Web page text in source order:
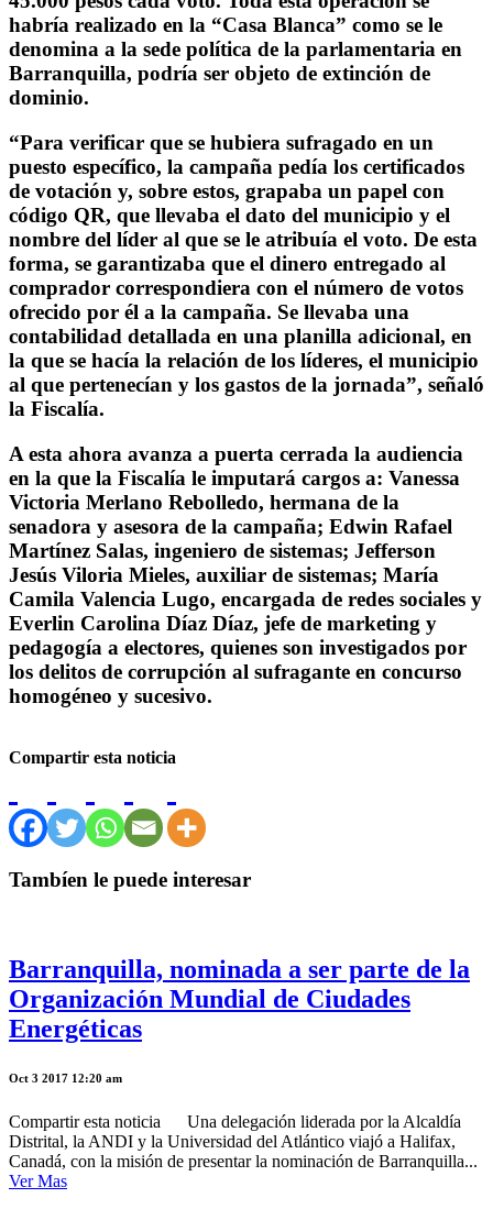
habría realizado en la “Casa Blanca” como se le
denomina a la sede política de la parlamentaria en
Barranquilla, podría ser objeto de extinción de
dominio.
“Para verificar que se hubiera sufragado en un
puesto específico, la campaña pedía los certificados
de votación y, sobre estos, grapaba un papel con
código QR, que llevaba el dato del municipio y el
nombre del líder al que se le atribuía el voto. De esta
forma, se garantizaba que el dinero entregado al
comprador correspondiera con el número de votos
ofrecido por él a la campaña. Se llevaba una
contabilidad detallada en una planilla adicional, en
la que se hacía la relación de los líderes, el municipio
al que pertenecían y los gastos de la jornada”, señaló
la Fiscalía.
A esta ahora avanza a puerta cerrada la audiencia
en la que la Fiscalía le imputará cargos a: Vanessa
Victoria Merlano Rebolledo, hermana de la
senadora y asesora de la campaña; Edwin Rafael
Martínez Salas, ingeniero de sistemas; Jefferson
Jesús Viloria Mieles, auxiliar de sistemas; María
Camila Valencia Lugo, encargada de redes sociales y
Everlin Carolina Díaz Díaz, jefe de marketing y
pedagogía a electores, quienes son investigados por
los delitos de corrupción al sufragante en concurso
homogéneo y sucesivo.
Compartir esta noticia
Tambíen le puede interesar
Barranquilla, nominada a ser parte de la
Organización Mundial de Ciudades
Energéticas
Oct 3 2017 12:20 am
Compartir esta noticia Una delegación liderada por la Alcaldía
Distrital, la ANDI y la Universidad del Atlántico viajó a Halifax,
Canadá, con la misión de presentar la nominación de Barranquilla...
Ver Mas